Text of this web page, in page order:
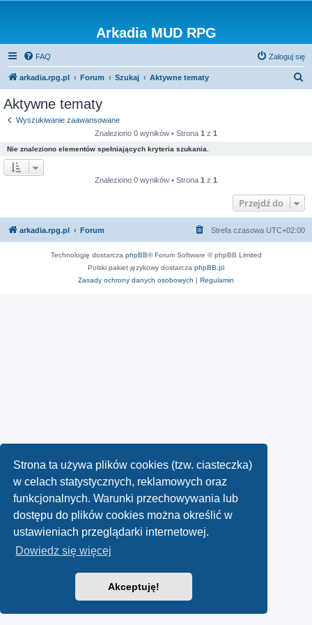
Strona ta używa plików cookies (tzw. ciasteczka)
w celach statystycznych, reklamowych oraz
funkcjonalnych. Warunki przechowywania lub
dostępu do plików cookies można określić w
ustawieniach przeglądarki internetowej.
Dowiedz się więcej
Akceptuję!
Arkadia MUD RPG
FAQ Zaloguj się
arkadia.rpg.pl Forum Szukaj Aktywne tematy
Aktywne tematy
Wyszukiwanie zaawansowane
Znaleziono 0 wyników • Strona 1 z 1
Nie znaleziono elementów spełniających kryteria szukania.
Znaleziono 0 wyników • Strona 1 z 1
Przejdź do
arkadia.rpg.pl Forum Strefa czasowa UTC+02:00
Technologię dostarcza phpBB® Forum Software © phpBB Limited
Polski pakiet językowy dostarcza phpBB.pl
Zasady ochrony danych osobowych | Regulamin